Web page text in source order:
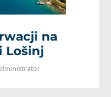
na
Lošinj